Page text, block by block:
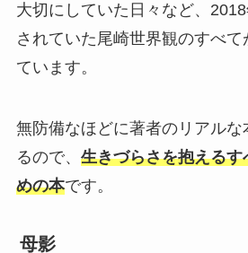
大切にしていた日々など、
されていた尾崎世界観のすべ
ています。
無防備なほどに著者のリアルな
るので、 生きづらさを抱える
めの本です。
母影